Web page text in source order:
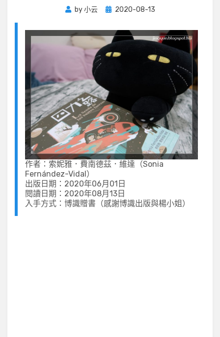
by小云
Posted
2020-08-13
作者：索妮雅．費南德茲．維達（Sonia
Fernández-Vidal）
出版日期：2020年06月01日
閱讀日期：2020年08月13日
入手方式：博識贈書（感謝博識出版與楊小姐）